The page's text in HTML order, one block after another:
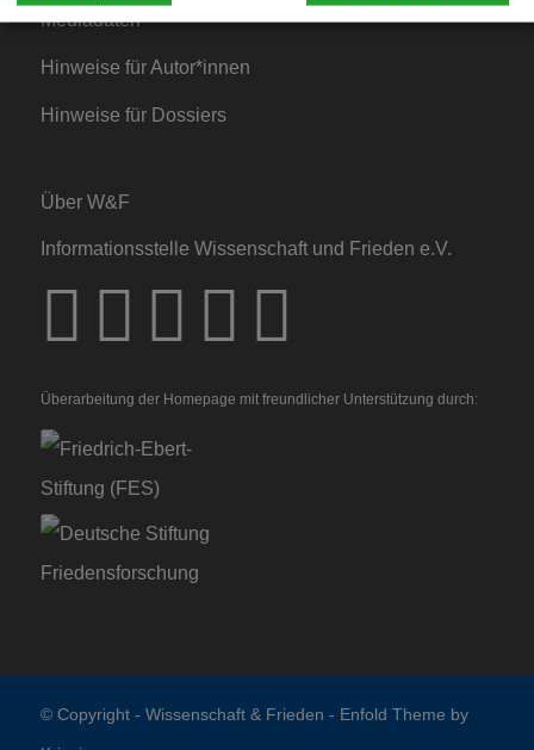
Mediadaten
Hinweise für Autor*innen
Hinweise für Dossiers
Über W&F
Informationsstelle Wissenschaft und Frieden e.V.
Überarbeitung der Homepage mit freundlicher Unterstützung durch:
© Copyright - Wissenschaft & Frieden - Enfold Theme by